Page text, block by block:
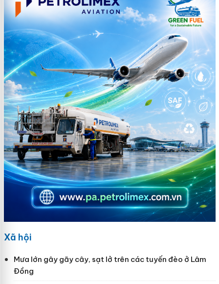
Xã hội
Mưa lớn gây gãy cây, sạt lở trên các tuyến đèo ở Lâm
Đồng